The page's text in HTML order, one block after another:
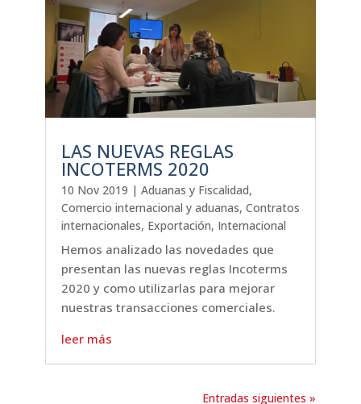
LAS NUEVAS REGLAS
INCOTERMS 2020
10 Nov 2019 | Aduanas y Fiscalidad,
Comercio internacional y aduanas, Contratos
internacionales, Exportación, Internacional
Hemos analizado las novedades que
presentan las nuevas reglas Incoterms
2020 y como utilizarlas para mejorar
nuestras transacciones comerciales.
leer más
Entradas siguientes »